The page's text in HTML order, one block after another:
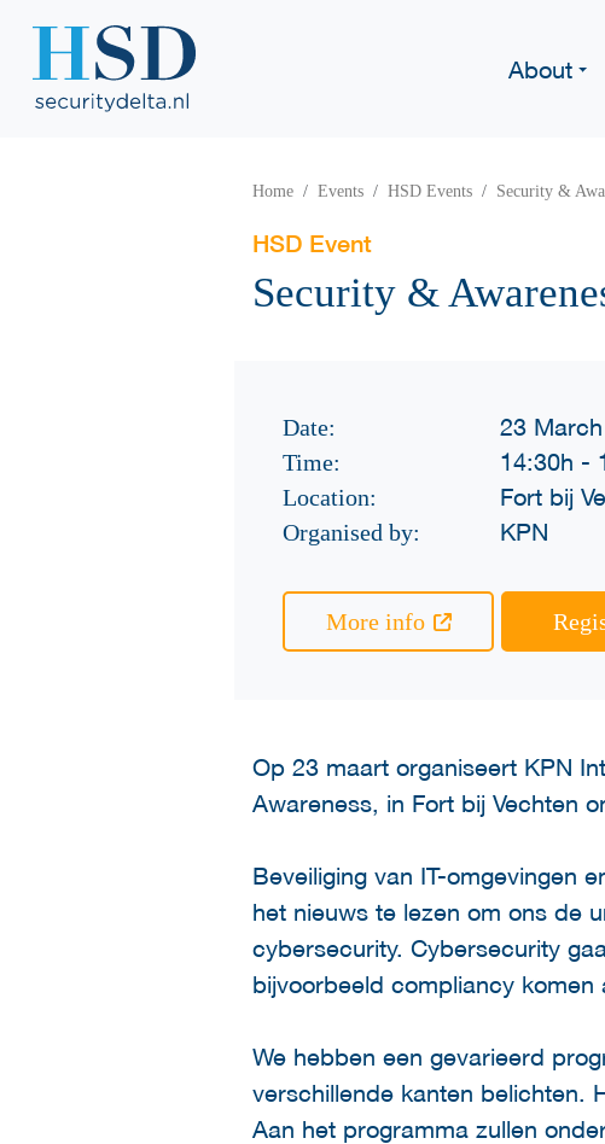
About
Home Events HSD Events Security &
HSD Event
Security &
Date: 23
Time: 14:30h -
Location: Fort bij
Organised by: KPN
More info
Op 23 maart organiseert KPN
Awareness, in Fort bij Vechten
Beveiliging van IT-omgevingen
het nieuws te lezen om ons de
cybersecurity. Cybersecurity
bijvoorbeeld compliancy komen
We hebben een gevarieerd
verschillende kanten belichten.
Aan het programma zullen